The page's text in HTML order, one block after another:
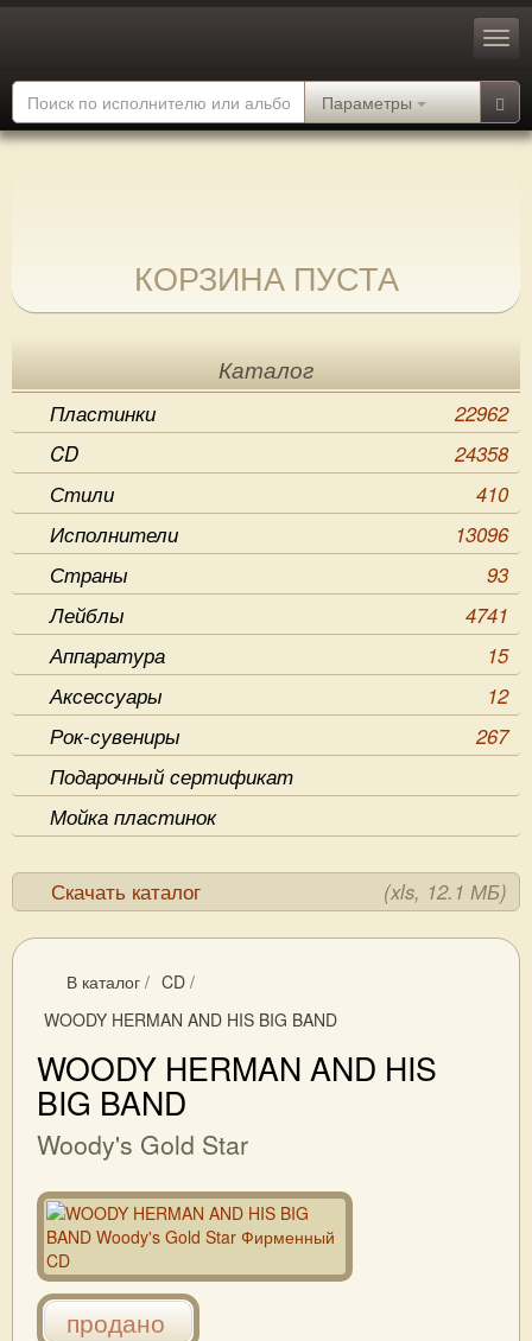
Параметры
КОРЗИНА ПУСТА
Каталог
Пластинки
22962
CD
24358
Стили
410
Исполнители
13096
Страны
93
Лейблы
4741
Аппаратура
15
Аксессуары
12
Рок-сувениры
267
Подарочный сертификат
Мойка пластинок
Скачать каталог (xls, 12.1 МБ)
В каталог / CD /
WOODY HERMAN AND HIS BIG BAND
WOODY HERMAN AND HIS
BIG BAND
Woody's Gold Star
продано